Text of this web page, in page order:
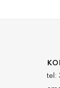
tel: